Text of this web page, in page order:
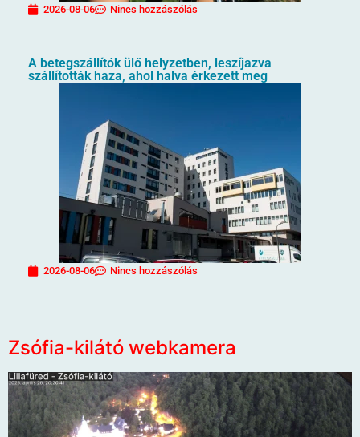
2026-08-06 Nincs hozzászólás
A betegszállítók ülő helyzetben, leszíjazva
szállították haza, ahol halva érkezett meg
2026-08-06 Nincs hozzászólás
Zsófia-kilátó webkamera